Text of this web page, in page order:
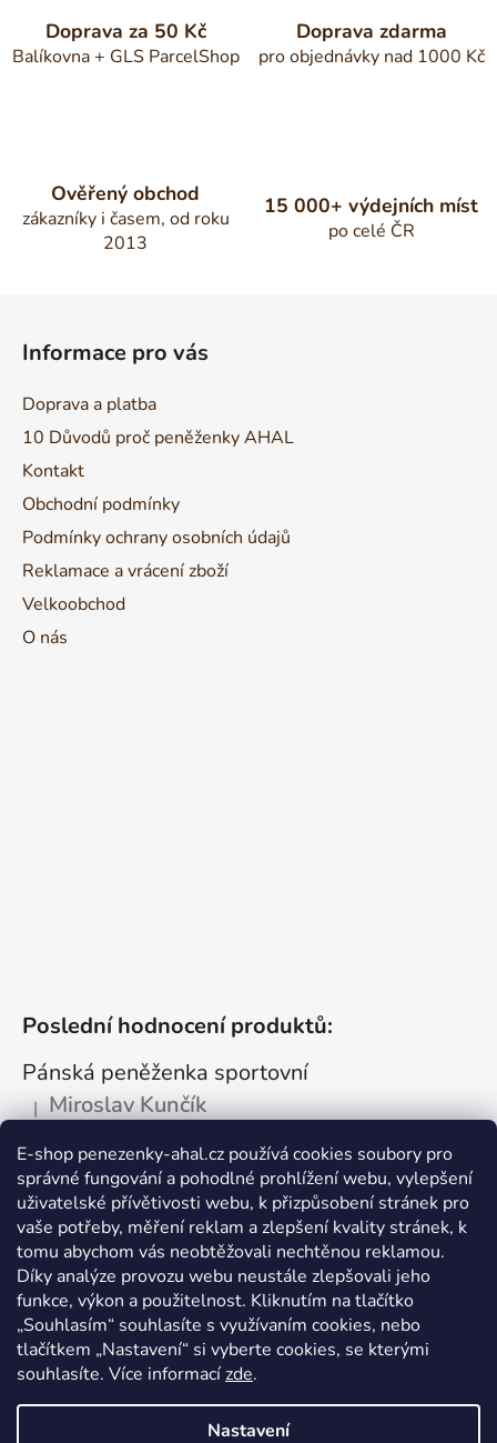
E-shop penezenky-ahal.cz používá cookies soubory pro
správné fungování a pohodlné prohlížení webu, vylepšení
uživatelské přívětivosti webu, k přizpůsobení stránek pro
vaše potřeby, měření reklam a zlepšení kvality stránek, k
tomu abychom vás neobtěžovali nechtěnou reklamou.
Díky analýze provozu webu neustále zlepšovali jeho
funkce, výkon a použitelnost. Kliknutím na tlačítko
„Souhlasím“ souhlasíte s využívaním cookies, nebo
tlačítkem „Nastavení“ si vyberte cookies, se kterými
souhlasíte. Více informacízde.
Nastavení
Doprava za 50 Kč
Balíkovna + GLS ParcelShop
Doprava zdarma
pro objednávky nad 1000 Kč
Ověřený obchod
zákazníky i časem, od roku
2013
15 000+ výdejních míst
po celé ČR
Informace pro vás
Doprava a platba
10 Důvodů proč peněženky AHAL
Kontakt
Obchodní podmínky
Podmínky ochrany osobních údajů
Reklamace a vrácení zboží
Velkoobchod
O nás
Poslední hodnocení produktů:
Pánská peněženka sportovní
Hodnocení produktu je 5 z 5 hvězdiček.
| Miroslav Kunčík
OK
Kožená dokladovka tmavá
Hodnocení produktu je 5 z 5 hvězdiček.
| Vlastimil Šajtar
Spokojený ,rychle a spolehlivě
Kožená peněženka na drobné mince
Hodnocení produktu je 5 z 5 hvězdiček.
| Katarína Kutlíková